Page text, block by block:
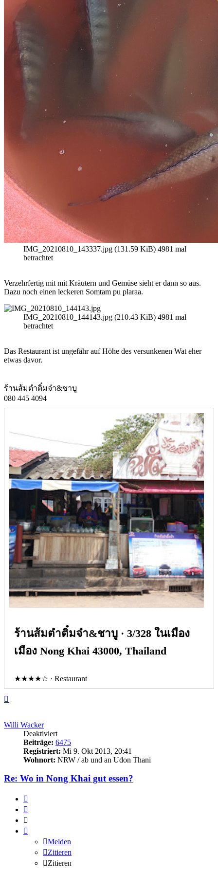
IMG_20210810_143337.jpg (131.59 KiB) 4981 mal
betrachtet
Verzehrfertig mit mit Kräutern und Gemüse sieht er dann so aus.
Dazu noch einen leckeren Somtam pu plaraa.
IMG_20210810_144143.jpg (210.43 KiB) 4981 mal
betrachtet
Das Restaurant ist ungefähr auf Höhe des versunkenen Wat eher
etwas davor.
ร้านส้มตำติ๋มจ๋า&ชาบู
080 445 4094
ร้านส้มตำติ๋มจ๋า&ชาบู · 3/328 ในเมือง
เมือง Nong Khai 43000, Thailand
★★★★☆ · Restaurant
Willi Wacker
Deaktiviert
Beiträge: 6475
Registriert: Mi 9. Okt 2013, 20:41
Wohnort: NRW / ab und an Udon Thani
Re: Wo in Nong Khai gut essen?
Melden
Zitieren
Zitieren